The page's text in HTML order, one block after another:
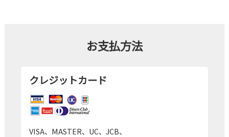
お支払方法
クレジットカード
VISA、MASTER、UC、JCB、